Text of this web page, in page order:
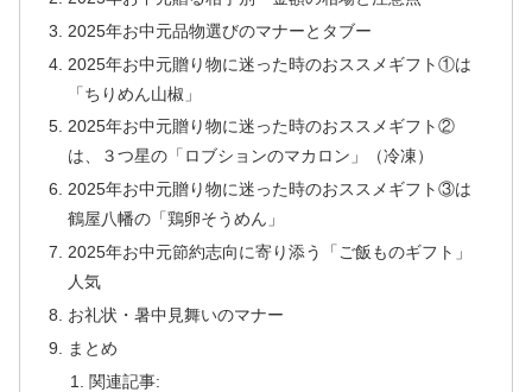
2025年お中元品物選びのマナーとタブー
2025年お中元贈り物に迷った時のおススメギフト①は
「ちりめん山椒」
2025年お中元贈り物に迷った時のおススメギフト②
は、３つ星の「ロブションのマカロン」（冷凍）
2025年お中元贈り物に迷った時のおススメギフト③は
鶴屋八幡の「鶏卵そうめん」
2025年お中元節約志向に寄り添う「ご飯ものギフト」
人気
お礼状・暑中見舞いのマナー
まとめ
関連記事: